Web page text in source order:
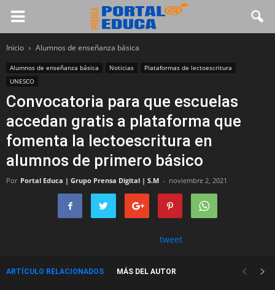
Inicio Alumnos de enseñanza básica
Alumnos de enseñanza básica Noticias
Plataformas de lectoescritura
UNESCO
Convocatoria para que escuelas
accedan gratis a plataforma que
fomenta la lectoescritura en
alumnos de primero básico
Por Portal Educa | Grupo Prensa Digital | S.M - noviembre 2, 2021
tweet
ARTÍCULO RELACIONADOS MÁS DEL AUTOR